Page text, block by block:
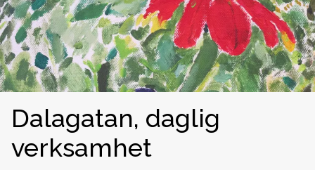
54
Dalagatan, daglig
verksamhet